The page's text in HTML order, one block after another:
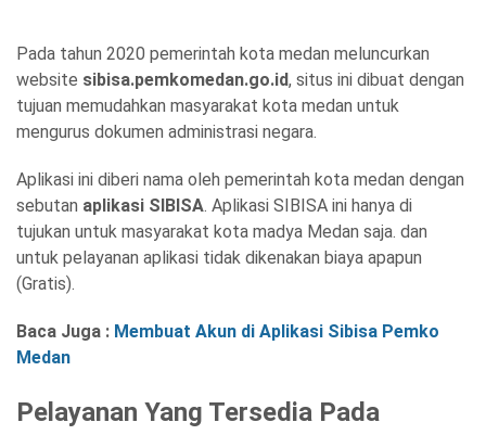
Pada tahun 2020 pemerintah kota medan meluncurkan
website sibisa.pemkomedan.go.id, situs ini dibuat dengan
tujuan memudahkan masyarakat kota medan untuk
mengurus dokumen administrasi negara.
Aplikasi ini diberi nama oleh pemerintah kota medan dengan
sebutan aplikasi SIBISA. Aplikasi SIBISA ini hanya di
tujukan untuk masyarakat kota madya Medan saja. dan
untuk pelayanan aplikasi tidak dikenakan biaya apapun
(Gratis).
Baca Juga : Membuat Akun di Aplikasi Sibisa Pemko
Medan
Pelayanan Yang Tersedia Pada